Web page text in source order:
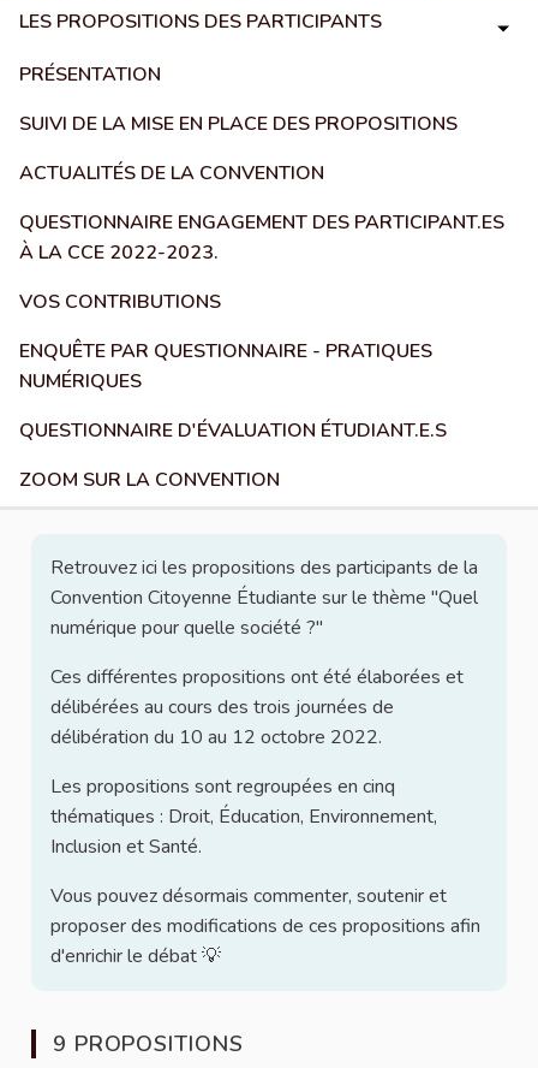
LES PROPOSITIONS DES PARTICIPANTS
PRÉSENTATION
SUIVI DE LA MISE EN PLACE DES PROPOSITIONS
ACTUALITÉS DE LA CONVENTION
QUESTIONNAIRE ENGAGEMENT DES PARTICIPANT.ES
À LA CCE 2022-2023.
VOS CONTRIBUTIONS
ENQUÊTE PAR QUESTIONNAIRE - PRATIQUES
NUMÉRIQUES
QUESTIONNAIRE D'ÉVALUATION ÉTUDIANT.E.S
ZOOM SUR LA CONVENTION
Retrouvez ici les propositions des participants de la
Convention Citoyenne Étudiante sur le thème "Quel
numérique pour quelle société ?"
Ces différentes propositions ont été élaborées et
délibérées au cours des trois journées de
délibération du 10 au 12 octobre 2022.
Les propositions sont regroupées en cinq
thématiques : Droit, Éducation, Environnement,
Inclusion et Santé.
Vous pouvez désormais commenter, soutenir et
proposer des modifications de ces propositions afin
d'enrichir le débat 💡
9 PROPOSITIONS